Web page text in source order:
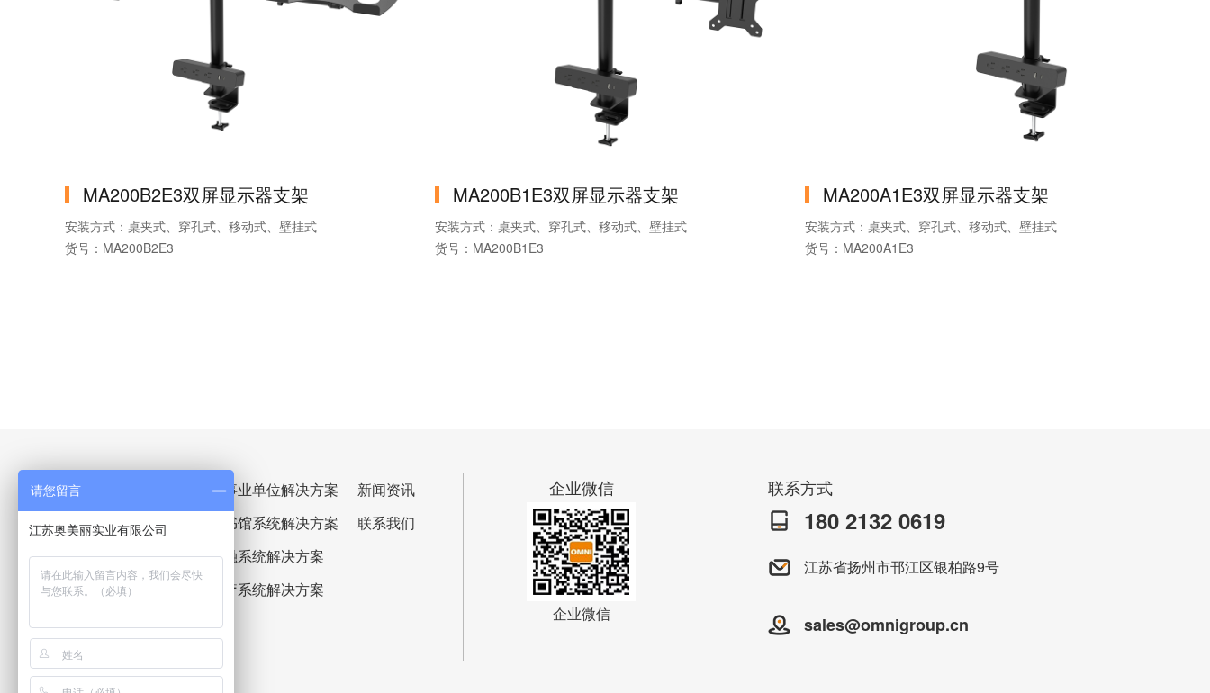
MA200B2E3双屏显示器支架
安装方式：桌夹式、穿孔式、移动式、壁挂式
货号：MA200B2E3
MA200B1E3双屏显示器支架
安装方式：桌夹式、穿孔式、移动式、壁挂式
货号：MA200B1E3
MA200A1E3双屏显示器支架
安装方式：桌夹式、穿孔式、移动式、壁挂式
货号：MA200A1E3
政府/公共实业解决方案
康养系统解决方案
教育系统解决方案
星级酒店解决方案
企事业单位解决方案
图书馆系统解决方案
金融系统解决方案
医疗系统解决方案
新闻资讯
联系我们
企业微信
企业微信
联系方式
180 2132 0619
江苏省扬州市邗江区银柏路9号
sales@omnigroup.cn
请您留言
江苏奥美丽实业有限公司